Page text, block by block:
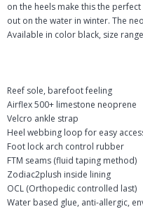
on the heels make this the
out on the water in winter. The
Available in color black, size
Reef sole, barefoot feeling
Airflex 500+ limestone neoprene
Velcro ankle strap
Heel webbing loop for easy
Foot lock arch control rubber
FTM seams (fluid taping method)
Zodiac2plush inside lining
OCL (Orthopedic controlled last)
Water based glue, anti-allergic,